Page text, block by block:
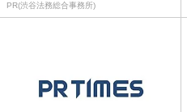
PR(渋谷法務総合事務所)